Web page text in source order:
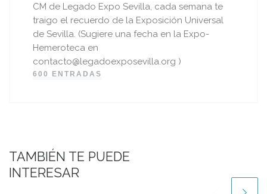
CM de Legado Expo Sevilla, cada semana te
traigo el recuerdo de la Exposición Universal
de Sevilla. (Sugiere una fecha en la Expo-
Hemeroteca en
contacto@legadoexposevilla.org )
600 ENTRADAS
TAMBIÉN TE PUEDE
INTERESAR